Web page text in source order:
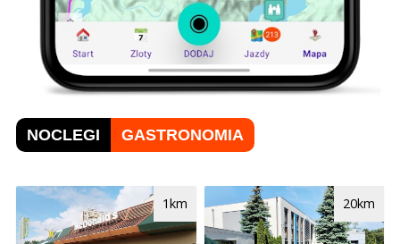
NOCLEGI GASTRONOMIA
1km 20km